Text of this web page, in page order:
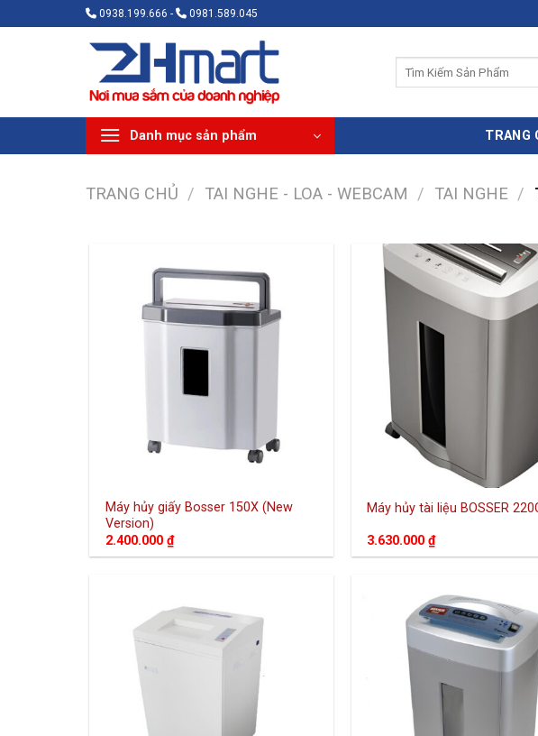
qua
0938.199.666 - 0981.589.045
Danh mục sản phẩm TRANG
TRANG CHỦ / TAI NGHE - LOA - WEBCAM / TAI NGHE /
Máy hủy giấy Bosser 150X (New
Version)
2.400.000 ₫
Máy hủy tài liệu BOSSER
3.630.000₫